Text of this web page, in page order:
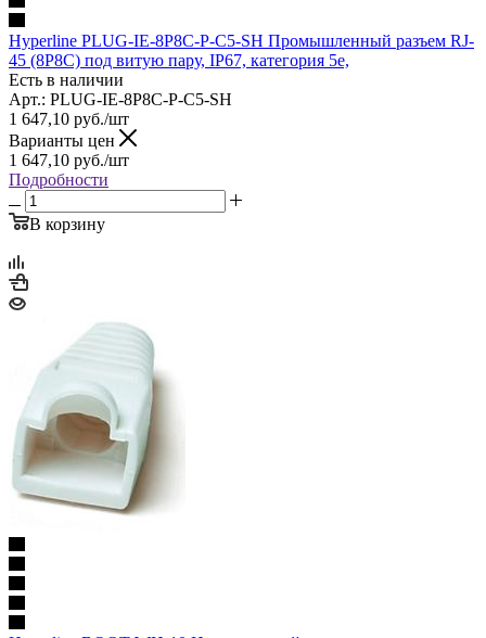
Hyperline PLUG-IE-8P8C-P-C5-SH Промышленный разъем RJ-
45 (8P8C) под витую пару, IP67, категория 5e,
Есть в наличии
Арт.: PLUG-IE-8P8C-P-C5-SH
1 647,10 руб./шт
Варианты цен
1 647,10 руб./шт
Подробности
В корзину